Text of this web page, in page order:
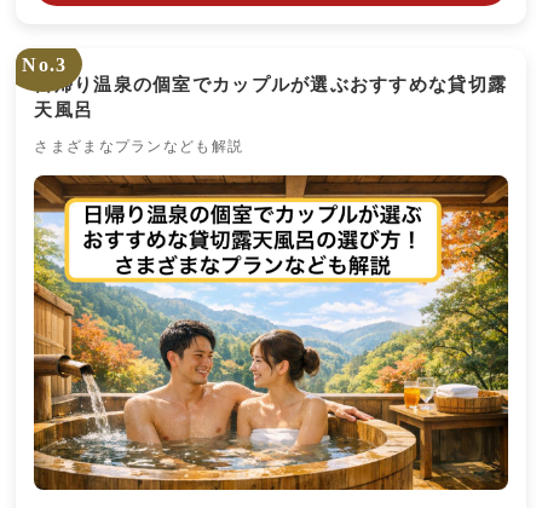
No.3
日帰り温泉の個室でカップルが選ぶおすすめな貸切露
天風呂
さまざまなプランなども解説